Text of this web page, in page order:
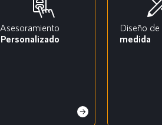
Asesoramiento
Personalizado
Diseño de
medida